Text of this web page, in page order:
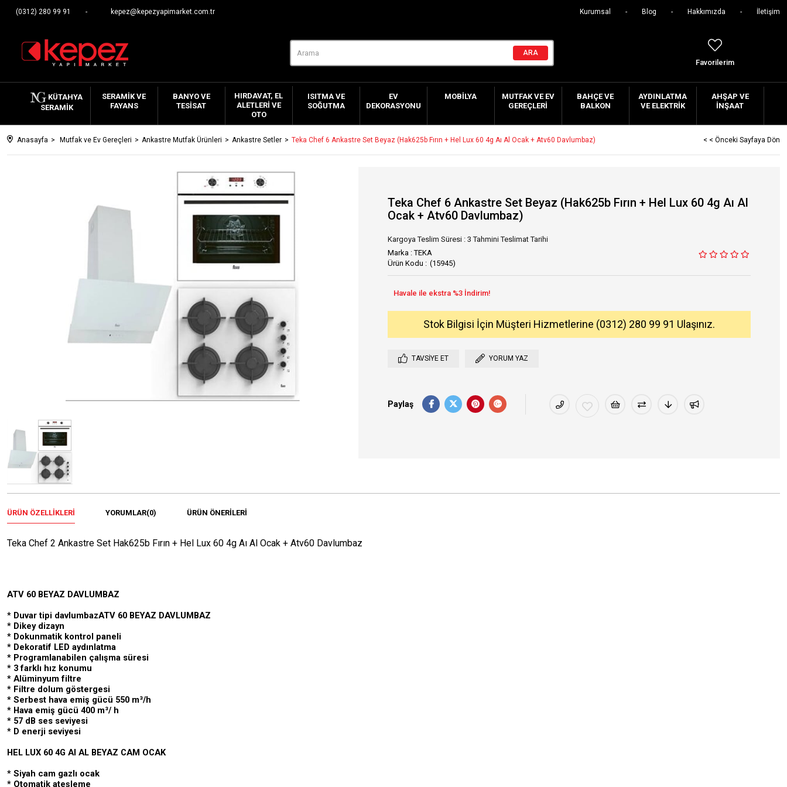
(0312) 280 99 91 kepez@kepezyapimarket.com.tr Kurumsal Blog Hakkımızda İletişim
Favorilerim
KÜTAHYA
SERAMIK
SERAMIK VE
FAYANS
BANYO VE
TESISAT
HIRDAVAT, EL
ALETLERI VE
OTO
ISITMA VE
SOĞUTMA
EV
DEKORASYONU
MOBILYA
MUTFAK VE EV
GEREÇLERI
BAHÇE VE
BALKON
AYDINLATMA
VE ELEKTRIK
AHŞAP VE
İNŞAAT
Anasayfa Mutfak ve Ev Gereçleri Ankastre Mutfak Ürünleri Ankastre Setler Teka Chef 6 Ankastre Set Beyaz (Hak625b Fırın + Hel Lux 60 4g Aı Al Ocak + Atv60 Davlumbaz) < < Önceki Sayfaya Dön
Teka Chef 6 Ankastre Set Beyaz (Hak625b Fırın + Hel Lux 60 4g Aı Al
Ocak + Atv60 Davlumbaz)
Kargoya Teslim Süresi : 3 Tahmini Teslimat Tarihi
Marka : TEKA
(15945)
Stok Bilgisi İçin Müşteri Hizmetlerine (0312) 280 99 91 Ulaşınız.
TAVSIYE ET YORUM YAZ
Paylaş
ÜRÜN ÖZELLIKLERI YORUMLAR(0) ÜRÜN ÖNERILERI
Teka Chef 2 Ankastre Set Hak625b Fırın + Hel Lux 60 4g Aı Al Ocak + Atv60 Davlumbaz
ATV 60 BEYAZ DAVLUMBAZ
* Duvar tipi davlumbazATV 60 BEYAZ DAVLUMBAZ
* Dikey dizayn
* Dokunmatik kontrol paneli
* Dekoratif LED aydınlatma
* Programlanabilen çalışma süresi
* 3 farklı hız konumu
* Alüminyum filtre
* Filtre dolum göstergesi
* Serbest hava emiş gücü 550 m³/h
* Hava emiş gücü 400 m³/ h
* 57 dB ses seviyesi
* D enerji seviyesi
HEL LUX 60 4G AI AL BEYAZ CAM OCAK
* Siyah cam gazlı ocak
* Otomatik ateşleme